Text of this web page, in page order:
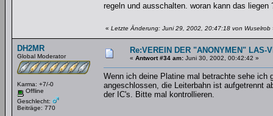
regeln und ausschalten. woran kann das liegen
« Letzte Änderung: Juni 29, 2002, 20:47:18 von Wuselrob
DH2MR
Global Moderator
Karma: +7/-0
Offline
Geschlecht:
Beiträge: 770
Re:VEREIN DER "ANONYMEN" LAS-
« Antwort #34 am: Juni 30, 2002, 00:42:42 »
Wenn ich deine Platine mal betrachte sehe
angeschlossen, die Leiterbahn ist aufgetrennt
der IC's. Bitte mal kontrollieren.